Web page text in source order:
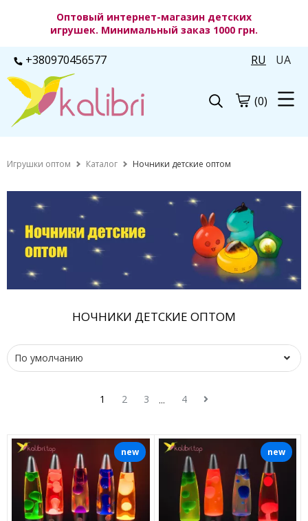
Оптовый интернет-магазин детских
игрушек. Минимальный заказ 1000 грн.
+380970456577 RU UA
(0)
Игрушки оптом Каталог Ночники детские оптом
НОЧНИКИ ДЕТСКИЕ ОПТОМ
1 2 3 ... 4
new new